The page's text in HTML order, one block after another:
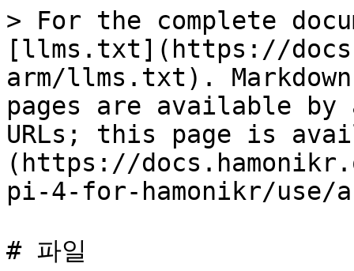
> For the complete
[llms.txt](https://
arm/llms.txt).
pages are available by
URLs; this page is
(https://
pi-4-for-hamonikr/use/
# 파일